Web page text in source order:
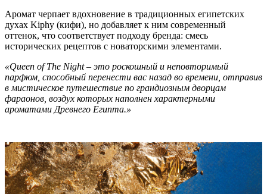
Аромат черпает вдохновение в традиционных египетских
духах Kiphy (кифи), но добавляет к ним современный
оттенок, что соответствует подходу бренда: смесь
исторических рецептов с новаторскими элементами.
«Queen of The Night – это роскошный и неповторимый
парфюм, способный перенести вас назад во времени, отправив
в мистическое путешествие по грандиозным дворцам
фараонов, воздух которых наполнен характерными
ароматами Древнего Египта.»